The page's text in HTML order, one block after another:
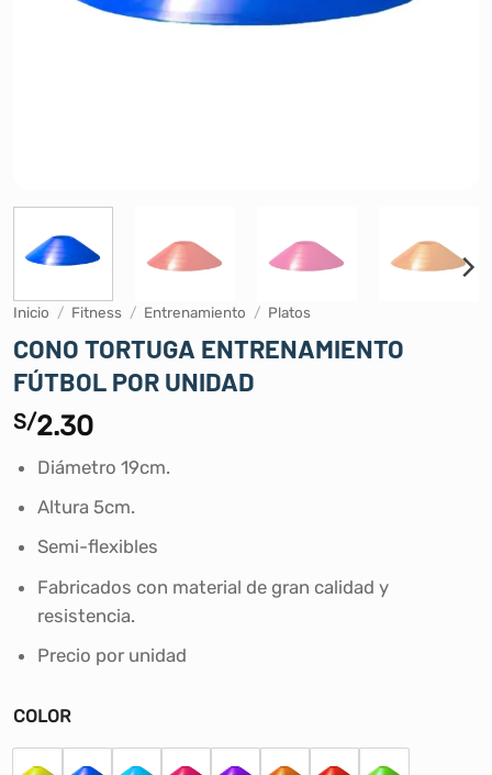
Inicio / Fitness / Entrenamiento / Platos
CONO TORTUGA ENTRENAMIENTO
FÚTBOL POR UNIDAD
S/2.30
Diámetro 19cm.
Altura 5cm.
Semi-flexibles
Fabricados con material de gran calidad y
resistencia.
Precio por unidad
COLOR